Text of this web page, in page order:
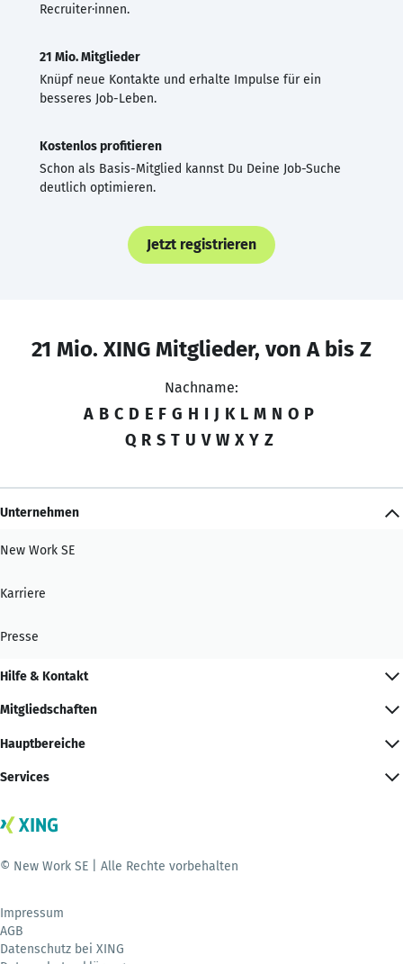
Recruiter·innen.
21 Mio. Mitglieder
Knüpf neue Kontakte und erhalte Impulse für ein
besseres Job-Leben.
Kostenlos profitieren
Schon als Basis-Mitglied kannst Du Deine Job-Suche
deutlich optimieren.
Jetzt registrieren
21 Mio. XING Mitglieder, von A bis Z
Nachname:
A B C D E F G H I J K L M N O P
Q R S T U V W X Y Z
Unternehmen
New Work SE
Karriere
Presse
Hilfe & Kontakt
Mitgliedschaften
Hauptbereiche
Services
© New Work SE | Alle Rechte vorbehalten
Impressum
AGB
Datenschutz bei XING